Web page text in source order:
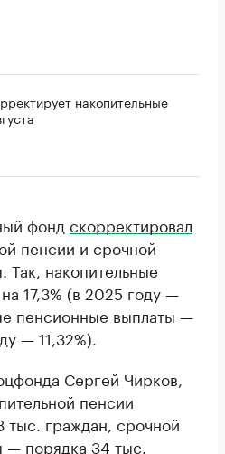
накопительные
фонд скорректировал
пенсии и срочной
Так, накопительные
17,3% (в 2025 году —
пенсионные выплаты —
— 11,32%).
Сергей Чирков,
пенсии
тыс. граждан, срочной
— порядка 34 тыс.